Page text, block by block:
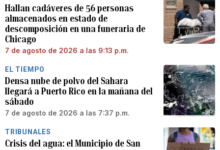
Hallan cadáveres de 56 personas
almacenados en estado de
descomposición en una funeraria de
Chicago
7 de agosto de 2026 a las 9:13 p.m.
EL TIEMPO
Densa nube de polvo del Sahara
llegará a Puerto Rico en la mañana del
sábado
7 de agosto de 2026 a las 7:37 p.m.
TRIBUNALES
Crisis del agua: el Municipio de San